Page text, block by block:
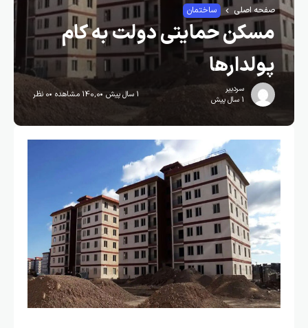
صفحه اصلی ساختمان
مسکن حمایتی دولت به کام
پولدارها
سردبیر
1 سال پیش
1 سال پیش 140,0 مشاهده 0 نظر